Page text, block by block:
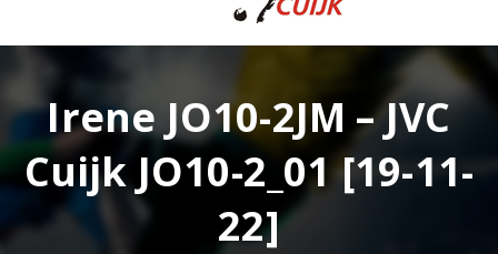
Irene JO10-2JM – JVC
Cuijk JO10-2_01 [19-11-
22]